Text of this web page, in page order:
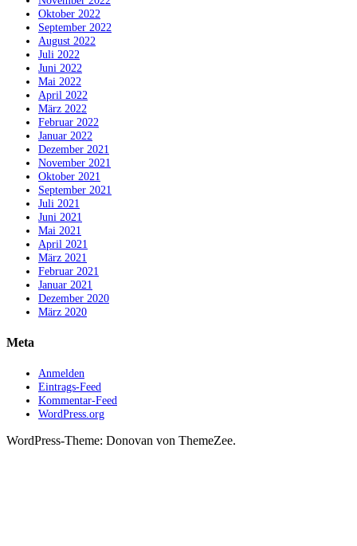
Oktober 2022
September 2022
August 2022
Juli 2022
Juni 2022
Mai 2022
April 2022
März 2022
Februar 2022
Januar 2022
Dezember 2021
November 2021
Oktober 2021
September 2021
Juli 2021
Juni 2021
Mai 2021
April 2021
März 2021
Februar 2021
Januar 2021
Dezember 2020
März 2020
Meta
Anmelden
Eintrags-Feed
Kommentar-Feed
WordPress.org
WordPress-Theme: Donovan von ThemeZee.